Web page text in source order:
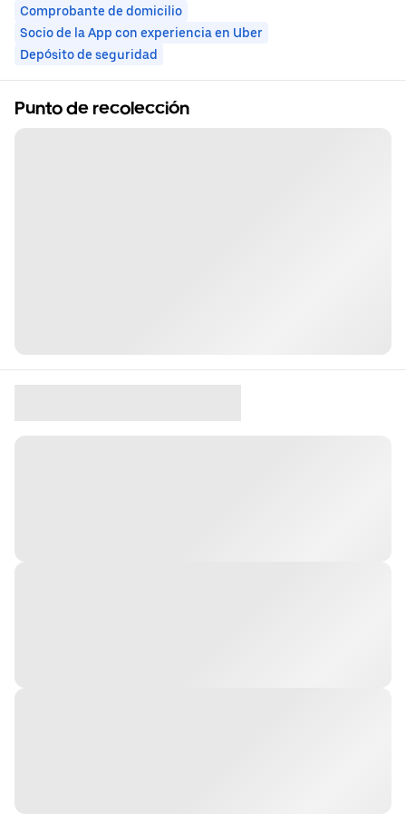
Comprobante de domicilio
Socio de la App con experiencia en Uber
Depósito de seguridad
Punto de recolección